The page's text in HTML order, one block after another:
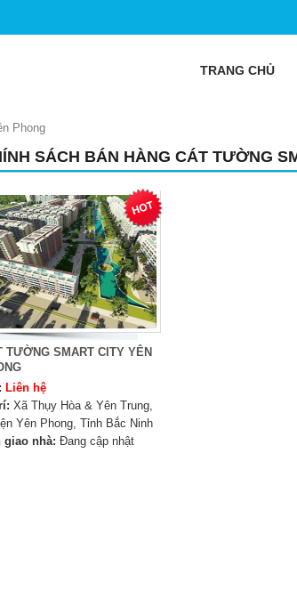
TRANG CHỦ
Phong
SÁCH BÁN HÀNG CÁT TƯỜNG
TƯỜNG SMART CITY YÊN
Liên hệ
Xã Thụy Hòa & Yên Trung,
Yên Phong, Tỉnh Bắc Ninh
giao nhà: Đang cập nhật